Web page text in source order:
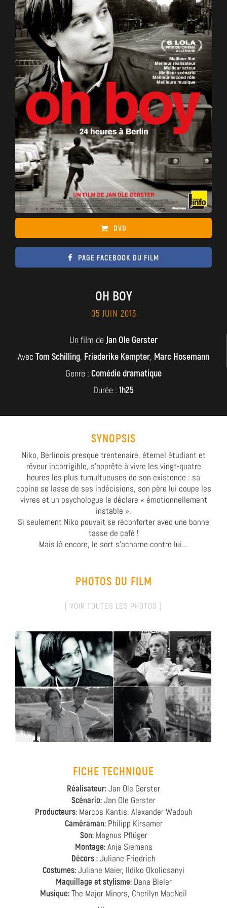
DVD
PAGE FACEBOOK DU FILM
OH BOY
05 JUIN 2013
Un film de Jan Ole Gerster
Avec Tom Schilling, Friederike Kempter, Marc Hosemann
Genre : Comédie dramatique
Durée : 1h25
SYNOPSIS
Niko, Berlinois presque trentenaire, éternel étudiant et
rêveur incorrigible, s’apprête à vivre les vingt-quatre
heures les plus tumultueuses de son existence : sa
copine se lasse de ses indécisions, son père lui coupe les
vivres et un psychologue le déclare « émotionnellement
instable ».
Si seulement Niko pouvait se réconforter avec une bonne
tasse de café !
Mais là encore, le sort s'acharne contre lui...
PHOTOS DU FILM
[ VOIR TOUTES LES PHOTOS ]
FICHE TECHNIQUE
Réalisateur: Jan Ole Gerster
Scénario: Jan Ole Gerster
Producteurs:Marcos Kantis, Alexander Wadouh
Caméraman:Philipp Kirsamer
Son:Magnus Pflüger
Montage:Anja Siemens
Décors : Juliane Friedrich
Costumes: Juliane Maier, Ildiko Okolicsanyi
Maquillage et stylisme:Dana Bieler
Musique: The Major Minors, Cherilyn MacNeil